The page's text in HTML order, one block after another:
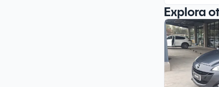
Explora